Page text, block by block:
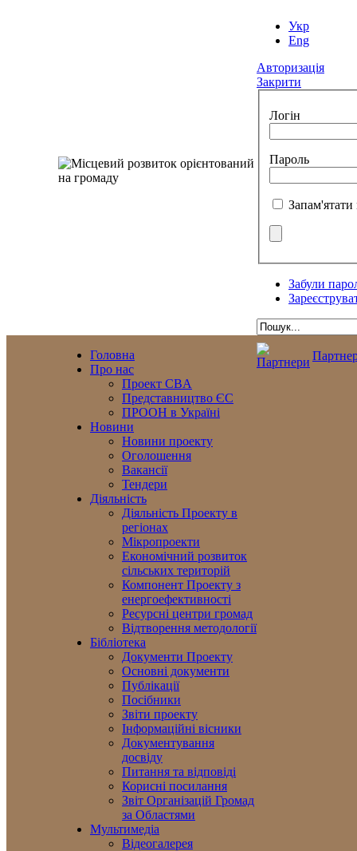
Укр
Eng
Авторизація
Закрити
Логін
Пароль
Запам'ятати
Забули
Головна
Про нас
Проект CBA
Представництво ЄС
ПРООН в Україні
Новини
Новини проекту
Оголошення
Вакансії
Тендери
Діяльність
Діяльність Проекту в
регіонах
Мікропроекти
Економічний розвиток
сільських територій
Компонент Проекту з
енергоефективності
Ресурсні центри громад
Відтворення методології
Бібліотека
Документи Проекту
Основні документи
Публікації
Посібники
Звіти проекту
Інформаційні вісники
Документування
досвіду
Питання та відповіді
Корисні посилання
Звіт Організацій Громад
за Областями
Мультимедіа
Відеогалерея